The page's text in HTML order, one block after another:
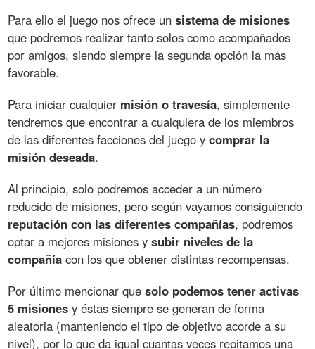
Para ello el juego nos ofrece unsistema de misiones
que podremos realizar tanto solos como acompañados
por amigos, siendo siempre la segunda opción la más
favorable.
Para iniciar cualquier misión o travesía, simplemente
tendremos que encontrar a cualquiera de los miembros
de las diferentes facciones del juego ycomprar la
misión deseada.
Al principio, solo podremos acceder a un número
reducido de misiones, pero según vayamos consiguiendo
reputación con las diferentes compañías, podremos
optar a mejores misiones ysubir niveles de la
compañía con los que obtener distintas recompensas.
Por último mencionar quesolo podemos tener activas
5 misiones y éstas siempre se generan de forma
aleatoria (manteniendo el tipo de objetivo acorde a su
nivel), por lo que da igual cuantas veces repitamos una